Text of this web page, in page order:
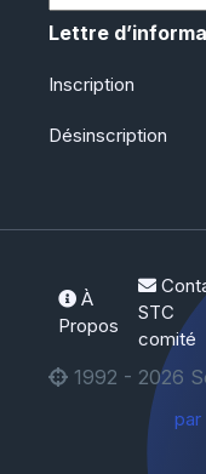
Lettre
Inscription
Désinscription
À
Propos
STC
comité
1992 - 2026
par